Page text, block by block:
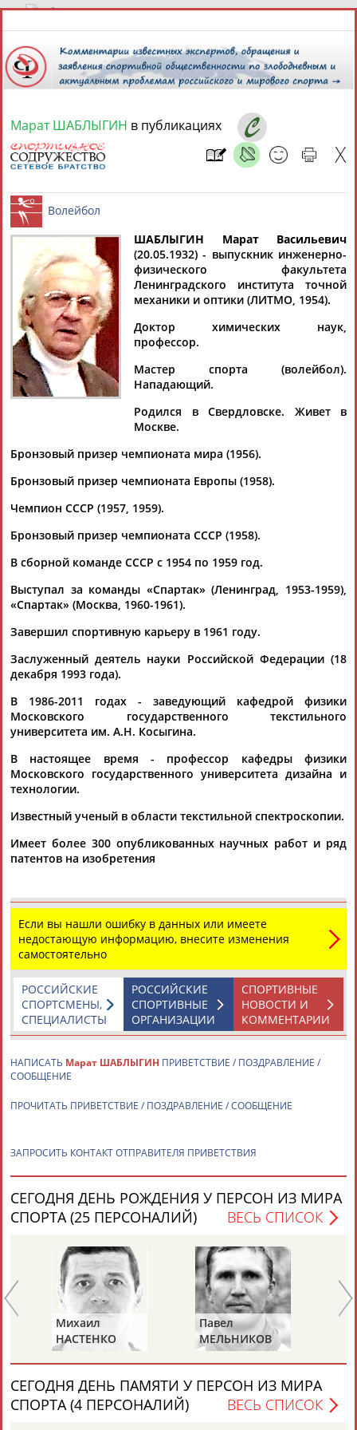
8 августа 2026 года,10:43
Найдено: 13181 Расширенный поиск
Аслаудин
АБАЕВ
Елена
АБАИМОВА
Мария
АБАКУМОВА
Юлия
АБАЛАКИНА
Дмитрий
АБАРЕНОВ
Тамилла
АБАСОВА
АБАЧАРАЕВ
АБАШИДЗЕ
Флюра
БУЛАТОВА
Татьяна
Акжана
Каримжан
АБДРАХМАНОВ
Аделя
АБДРАХМАНОВА
Андрей
АБДУВАЛИЕВ
Герман
АБДУЛАЕВ
Рамазан
Тагир
АБДУЛАЕВ
Загалав
Камалудин
АБДУЛДАУДОВ
Абдула
АБДУЛЖАЛИЛОВ
Магомед
Назир
24 персон из 13181
ЕЩЁ ПЕРСОНЫ
ЦЕЛИ ПРОЕКТА КОНТАКТЫ НАШИ КНОПКИ РЕКЛАМА
Вопросы сотрудничества и совместной деятельности inform@infosport.ru
Стадион, 1998-2026
Адресов в новостной рассылке: 996
Подпишись
Марат ШАБЛЫГИН в публикациях
Волейбол
ШАБЛЫГИН Марат Васильевич
(20.05.1932) - выпускник инженерно-
физического факультета
Ленинградского института точной
механики и оптики (ЛИТМО, 1954).
Доктор химических наук,
профессор.
Мастер спорта (волейбол).
Нападающий.
Родился в Свердловске. Живет в
Москве.
Бронзовый призер чемпионата мира (1956).
Бронзовый призер чемпионата Европы (1958).
Чемпион СССР (1957, 1959).
Бронзовый призер чемпионата СССР (1958).
В сборной команде СССР с 1954 по 1959 год.
Выступал за команды «Спартак» (Ленинград, 1953-1959),
«Спартак» (Москва, 1960-1961).
Завершил спортивную карьеру в 1961 году.
Заслуженный деятель науки Российской Федерации (18
декабря 1993 года).
В 1986-2011 годах - заведующий кафедрой физики
Московского государственного текстильного
университета им. А.Н. Косыгина.
В настоящее время - профессор кафедры физики
Московского государственного университета дизайна и
технологии.
Известный ученый в области текстильной спектроскопии.
Имеет более 300 опубликованных научных работ и ряд
патентов на изобретения
Если вы нашли ошибку в данных или имеете
недостающую информацию, внесите изменения
самостоятельно
СПОРТИВНЫЕ
НОВОСТИ И
КОММЕНТАРИИ
РОССИЙСКИЕ
СПОРТИВНЫЕ
ОРГАНИЗАЦИИ
РОССИЙСКИЕ
СПОРТСМЕНЫ,
СПЕЦИАЛИСТЫ
НАПИСАТЬ Марат ШАБЛЫГИН ПРИВЕТСТВИЕ / ПОЗДРАВЛЕНИЕ /
СООБЩЕНИЕ
ПРОЧИТАТЬ ПРИВЕТСТВИЕ / ПОЗДРАВЛЕНИЕ / СООБЩЕНИЕ
ЗАПРОСИТЬ КОНТАКТ ОТПРАВИТЕЛЯ ПРИВЕТСТВИЯ
СЕГОДНЯ ДЕНЬ РОЖДЕНИЯ У ПЕРСОН ИЗ МИРА
СПОРТА (25 ПЕРСОНАЛИЙ)
ВЕСЬ СПИСОК
Михаил
НАСТЕНКО
Павел
МЕЛЬНИКОВ
СЕГОДНЯ ДЕНЬ ПАМЯТИ У ПЕРСОН ИЗ МИРА
СПОРТА (4 ПЕРСОНАЛИЙ)
ВЕСЬ СПИСОК